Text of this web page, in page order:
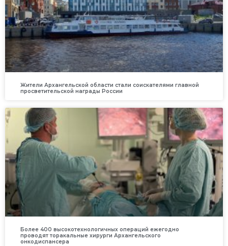
Жители Архангельской области стали соискателями главной
просветительской награды России
Более 400 высокотехнологичных операций ежегодно
проводят торакальные хирурги Архангельского
онкодиспансера